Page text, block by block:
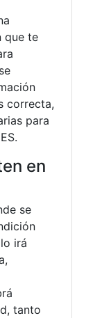
que te
correcta,
para
en
se
irá
tanto